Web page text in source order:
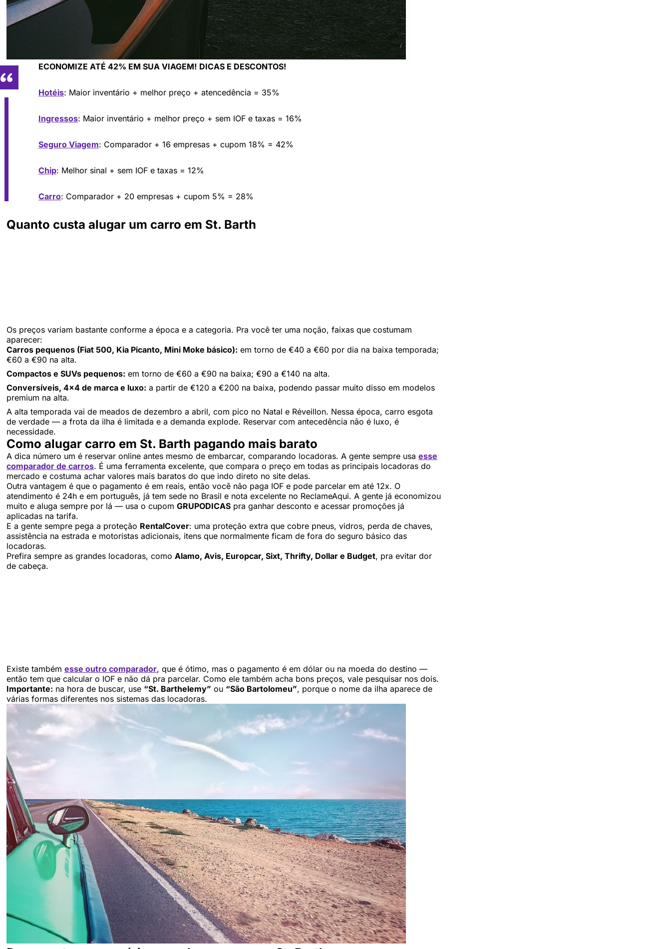
ECONOMIZE ATÉ 42% EM SUA VIAGEM! DICAS E DESCONTOS!
Hotéis: Maior inventário + melhor preço + atencedência = 35%
Ingressos: Maior inventário + melhor preço + sem IOF e taxas = 16%
Seguro Viagem: Comparador + 16 empresas + cupom 18% = 42%
Chip: Melhor sinal + sem IOF e taxas = 12%
Carro: Comparador + 20 empresas + cupom 5% = 28%
Quanto custa alugar um carro em St. Barth
Os preços variam bastante conforme a época e a categoria. Pra você ter uma noção, faixas que costumam
aparecer:
Carros pequenos (Fiat 500, Kia Picanto, Mini Moke básico): em torno de €40 a €60 por dia na baixa temporada;
€60 a €90 na alta.
Compactos e SUVs pequenos: em torno de €60 a €90 na baixa; €90 a €140 na alta.
Conversíveis, 4×4 de marca e luxo: a partir de €120 a €200 na baixa, podendo passar muito disso em modelos
premium na alta.
A alta temporada vai de meados de dezembro a abril, com pico no Natal e Réveillon. Nessa época, carro esgota
de verdade — a frota da ilha é limitada e a demanda explode. Reservar com antecedência não é luxo, é
necessidade.
Como alugar carro em St. Barth pagando mais barato
A dica número um é reservar online antes mesmo de embarcar, comparando locadoras. A gente sempre usa esse
comparador de carros. É uma ferramenta excelente, que compara o preço em todas as principais locadoras do
mercado e costuma achar valores mais baratos do que indo direto no site delas.
Outra vantagem é que o pagamento é em reais, então você não paga IOF e pode parcelar em até 12x. O
atendimento é 24h e em português, já tem sede no Brasil e nota excelente no ReclameAqui. A gente já economizou
muito e aluga sempre por lá — usa o cupom GRUPODICAS pra ganhar desconto e acessar promoções já
aplicadas na tarifa.
E a gente sempre pega a proteção RentalCover: uma proteção extra que cobre pneus, vidros, perda de chaves,
assistência na estrada e motoristas adicionais, itens que normalmente ficam de fora do seguro básico das
locadoras.
Prefira sempre as grandes locadoras, como Alamo, Avis, Europcar, Sixt, Thrifty, Dollar e Budget, pra evitar dor
de cabeça.
Existe também esse outro comparador, que é ótimo, mas o pagamento é em dólar ou na moeda do destino —
então tem que calcular o IOF e não dá pra parcelar. Como ele também acha bons preços, vale pesquisar nos dois.
Importante: na hora de buscar, use “St. Barthelemy” ou “São Bartolomeu”, porque o nome da ilha aparece de
várias formas diferentes nos sistemas das locadoras.